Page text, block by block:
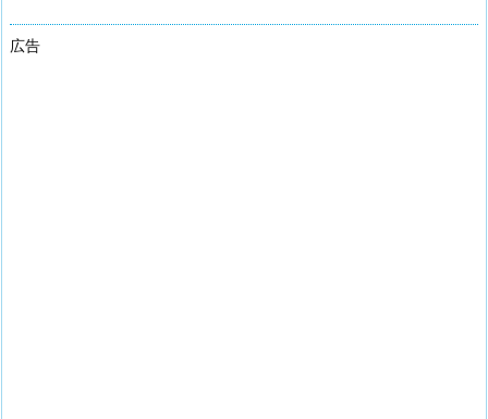
広告